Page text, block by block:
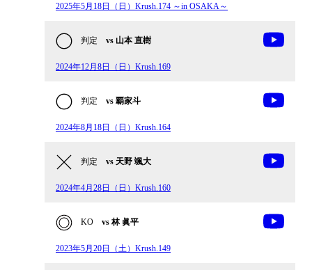
2025年5月18日（日）Krush.174 ～in OSAKA～
判定 vs 山本 直樹
2024年12月8日（日）Krush.169
判定 vs 覇家斗
2024年8月18日（日）Krush.164
判定 vs 天野 颯大
2024年4月28日（日）Krush.160
KO vs 林 眞平
2023年5月20日（土）Krush.149